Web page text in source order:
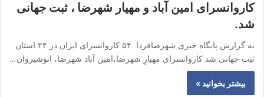
کاروانسرای امین آباد و مهیار شهرضا ، ثبت جهانی
شد.
به گزارش پایگاه خبری شهرضافردا ۵۴ کاروانسرای ایران در ۲۴ استان
ثبت جهانی شد کاروانسرای مهیارِ شهرضا،امین آباد شهرضا، انوشیروان…
بیشتر بخوانید »